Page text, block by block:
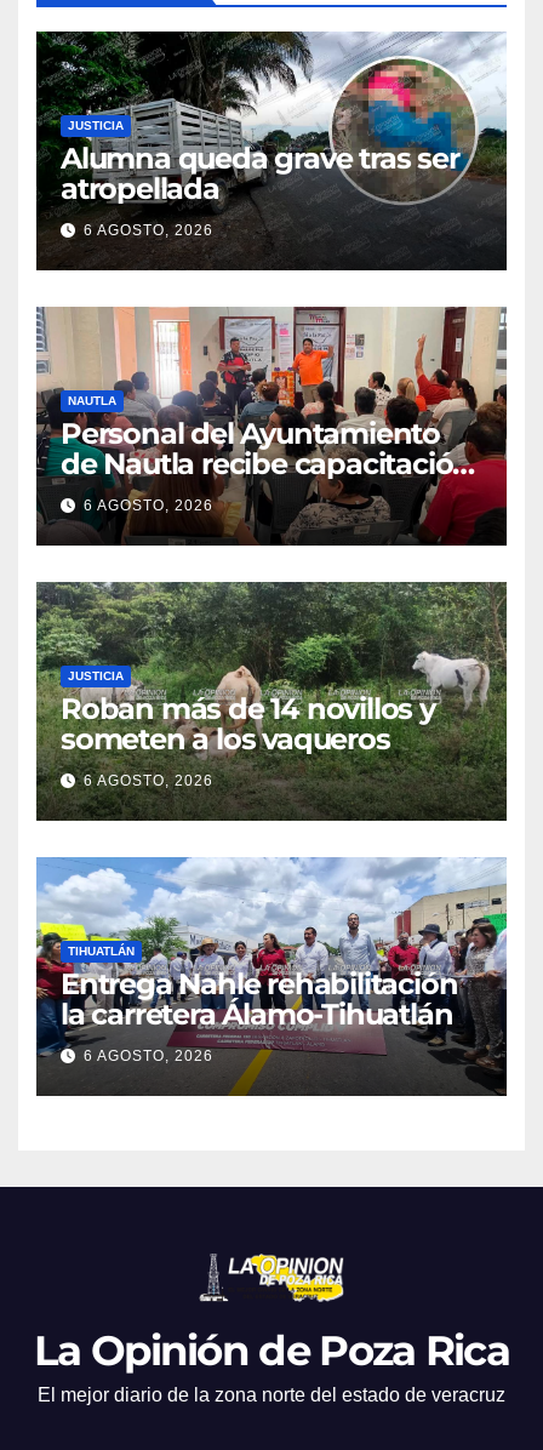
JUSTICIA
Alumna queda grave tras ser
atropellada
6 AGOSTO, 2026
NAUTLA
Personal del Ayuntamiento
de Nautla recibe capacitación
en atención a emergencias
6 AGOSTO, 2026
JUSTICIA
Roban más de 14 novillos y
someten a los vaqueros
6 AGOSTO, 2026
TIHUATLÁN
Entrega Nahle rehabilitación
la carretera Álamo-Tihuatlán
6 AGOSTO, 2026
La Opinión de Poza Rica
El mejor diario de la zona norte del estado de veracruz